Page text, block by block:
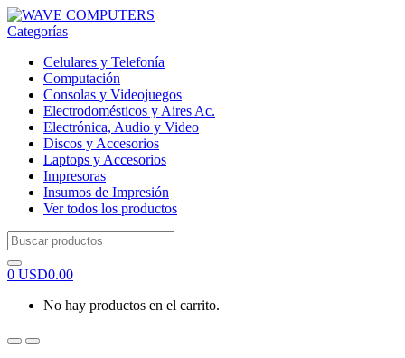
Skip
to
Skip
to
Categorías
Celulares y Telefonía
Computación
Consolas y Videojuegos
Electrodomésticos y Aires Ac.
Electrónica, Audio y Video
Discos y Accesorios
Laptops y Accesorios
Impresoras
Insumos de Impresión
Ver todos los productos
Search
for:
0 USD0.00
No hay productos en el carrito.